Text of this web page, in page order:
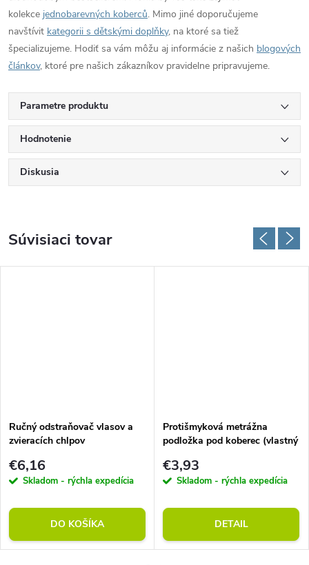
kolekce jednobarevných koberců. Mimo jiné doporučujeme
navštívit kategorii s dětskými doplňky, na ktoré sa tiež
špecializujeme. Hodiť sa vám môžu aj informácie z našich blogových
článkov, ktoré pre našich zákazníkov pravidelne pripravujeme.
Parametre produktu
Hodnotenie
Diskusia
Súvisiaci tovar
Ručný odstraňovač vlasov a
zvieracích chlpov
€6,16
Skladom - rýchla expedícia
DO KOŠÍKA
Protišmyková metrážna
podložka pod koberec (vlastný
€3,93
Skladom - rýchla expedícia
DETAIL